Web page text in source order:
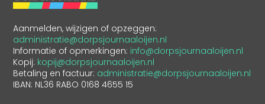
Aanmelden, wijzigen of opzeggen:
administratie@dorpsjournaaloijen.nl
Informatie of opmerkingen: info@dorpsjournaaloijen.nl
Kopij: kopij@dorpsjournaaloijen.nl
Betaling en factuur: administratie@dorpsjournaaloijen.nl
IBAN: NL36 RABO 0168 4655 15